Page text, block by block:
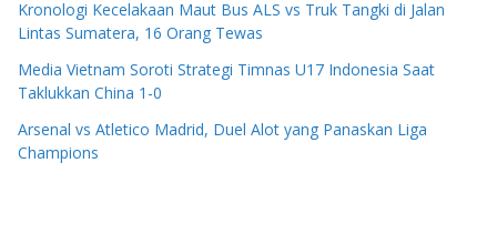
Kronologi Kecelakaan Maut Bus ALS vs Truk Tangki di Jalan
Lintas Sumatera, 16 Orang Tewas
Media Vietnam Soroti Strategi Timnas U17 Indonesia Saat
Taklukkan China 1-0
Arsenal vs Atletico Madrid, Duel Alot yang Panaskan Liga
Champions